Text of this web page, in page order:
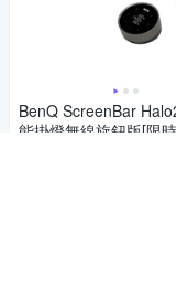
BenQ ScreenBar
能掛燈無線旋鈕版[限